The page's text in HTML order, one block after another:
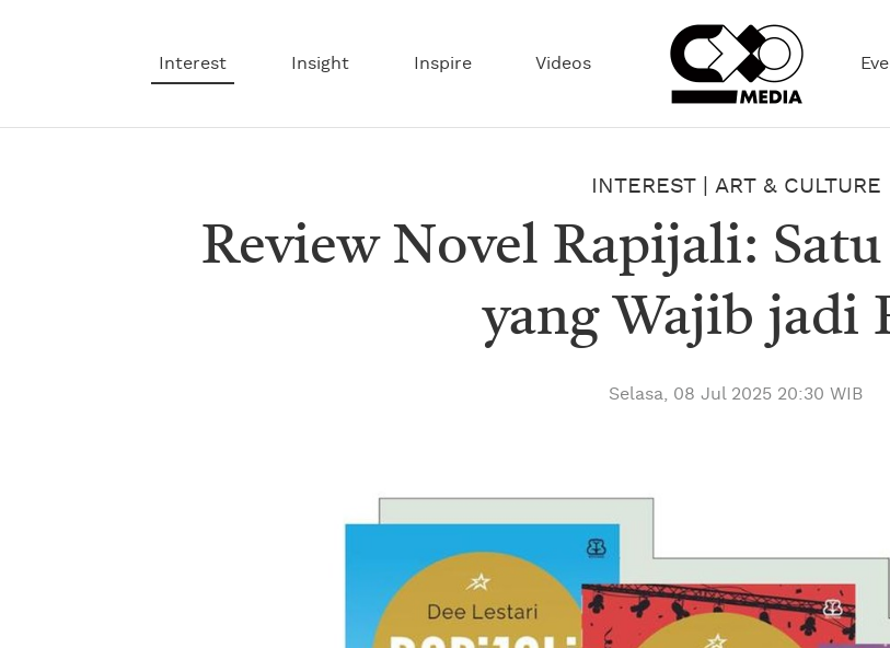
Interest Insight Inspire Videos
INTEREST| ART & CULTURE
Review Novel Rapijali:
yang Wajib jadi
Selasa, 08 Jul 2025 20:30 WIB